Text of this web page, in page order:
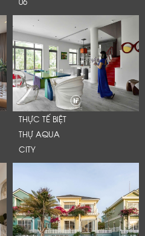
THỰC TẾ BIỆT
THỰ AQUA
CITY